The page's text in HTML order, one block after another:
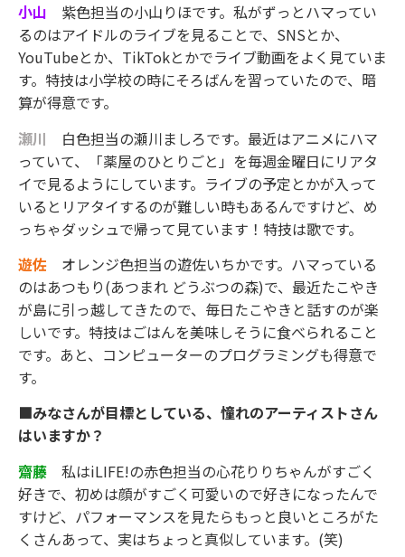
小山 紫色担当の小山りほです。私がずっとハマってい
るのはアイドルのライブを見ることで、SNSとか、
YouTubeとか、TikTokとかでライブ動画をよく見ていま
す。特技は小学校の時にそろばんを習っていたので、暗
算が得意です。
瀬川 白色担当の瀬川ましろです。最近はアニメにハマ
っていて、「薬屋のひとりごと」を毎週金曜日にリアタ
イで見るようにしています。ライブの予定とかが入って
いるとリアタイするのが難しい時もあるんですけど、め
っちゃダッシュで帰って見ています！特技は歌です。
遊佐 オレンジ色担当の遊佐いちかです。ハマっている
のはあつもり(あつまれ どうぶつの森)で、最近たこやき
が島に引っ越してきたので、毎日たこやきと話すのが楽
しいです。特技はごはんを美味しそうに食べられること
です。あと、コンピューターのプログラミングも得意で
す。
■みなさんが目標としている、憧れのアーティストさん
はいますか？
齋藤 私はiLIFE!の赤色担当の心花りりちゃんがすごく
好きで、初めは顔がすごく可愛いので好きになったんで
すけど、パフォーマンスを見たらもっと良いところがた
くさんあって、実はちょっと真似しています。(笑)